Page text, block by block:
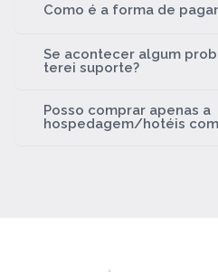
Como é a forma de
Se acontecer algum
terei suporte?
Posso comprar apenas a
hospedagem/hotéis